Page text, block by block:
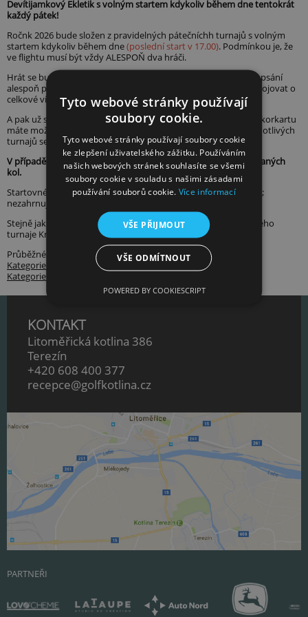
Devítijamkový Ekletik s volným startem kdykoliv během dne tentokrát
každý pátek!
Ročnk 2026 bude složen z pravidelných pátečníchh turnajů s volným
startem kdykoliv během dne(poslední start v 17.00). Podmínkou je, že
ve flightu musí být vždy ALESPOŇ dva hráči.
Hrát se bude v HCP kategorii 0-18,0 a 18,1-54. Podmínkou je zapsání
alespoň pěti výsledků během sezony 2026, aby hráči mohli zabojovat o
celkové vítězství a umístit se v celkovém pořadí.
A pak už samozřejmě platí, čím více odehraných kol, tím lepší skorkartu
máte možnost si sestavit! Smyslem eklektiku je z výsledků jednotlivých
turnajů sestavit nejlepší výsledek.
V případě rovnosti výsledků rozhoduje vždy vyšší počet odehraných
kol.
Startovné 150 Kč pro všechny hráče zahrnuje zapsání výsledků;
nezahrnuje svačinu.
Stejně jako loni i letos vyhlásíme celkové vítěze v rámci finálového
turnaje Krále Kotliny 2026 3. října 2026
Průběžné výsledky:
Kategorie HCP 0 - 18
Kategorie HCP 18,1 - 54
KONTAKT
Litoměřická kotlina 386
Terezín
+420 608 400 377
recepce@golfkotlina.cz
PARTNEŘI
PARTNERSKÁ HŘIŠTĚ
HŘIŠTĚ - PŘEHLED JAMEK A PROVOZNÍ ŘÁD
WEBKAMERA
GALERIE
AKTUALITY
PRO OSTATNÍ
BISTRO
OBCHOD
KONTAKT
OSOBNÍ ÚDAJE A JEJICH OCHRANA
COOKIES
Tyto webové stránky používají
soubory cookie.
Tyto webové stránky používají soubory cookie
ke zlepšení uživatelského zážitku. Používáním
našich webových stránek souhlasíte se všemi
soubory cookie v souladu s našimi zásadami
používání souborů cookie. Více informací
VŠE PŘIJMOUT
VŠE ODMÍTNOUT
POWERED BY COOKIESCRIPT